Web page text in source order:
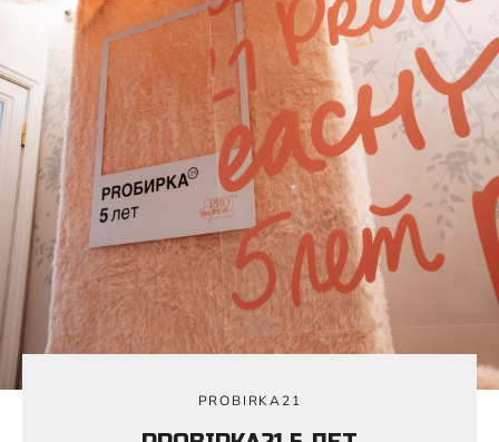
PROBIRKA21